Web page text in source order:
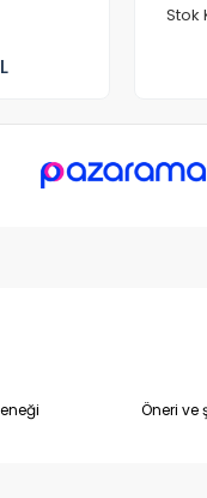
Stok
Öneri ve